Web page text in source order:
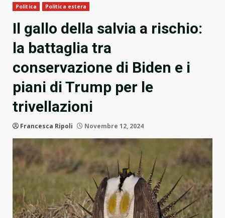
Politica Politica estera
Il gallo della salvia a rischio:
la battaglia tra
conservazione di Biden e i
piani di Trump per le
trivellazioni
Francesca Ripoli Novembre 12, 2024